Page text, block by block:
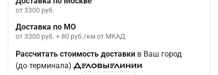
от 3300 руб.
Доставка по МО
от 3300 руб. + 80 руб./км от МКАД
Рассчитать стоимость доставки в Ваш город
(до терминала)